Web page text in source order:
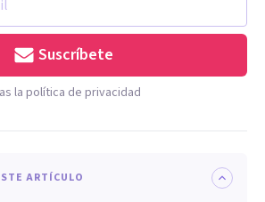
Suscríbete
la política de privacidad
ARTÍCULO